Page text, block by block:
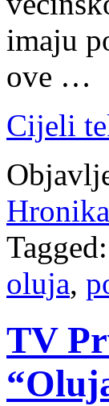
imaju
ove …
Cijeli
Hronika
Tagged:
oluja,
TV